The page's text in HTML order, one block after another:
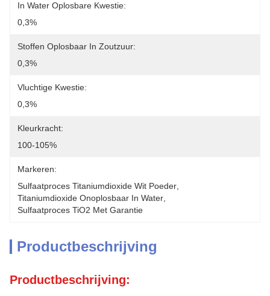
In Water Oplosbare Kwestie:
0,3%
Stoffen Oplosbaar In Zoutzuur:
0,3%
Vluchtige Kwestie:
0,3%
Kleurkracht:
100-105%
Markeren:
Sulfaatproces Titaniumdioxide Wit Poeder
Titaniumdioxide Onoplosbaar In Water
Sulfaatproces TiO2 Met Garantie
Productbeschrijving
Productbeschrijving: